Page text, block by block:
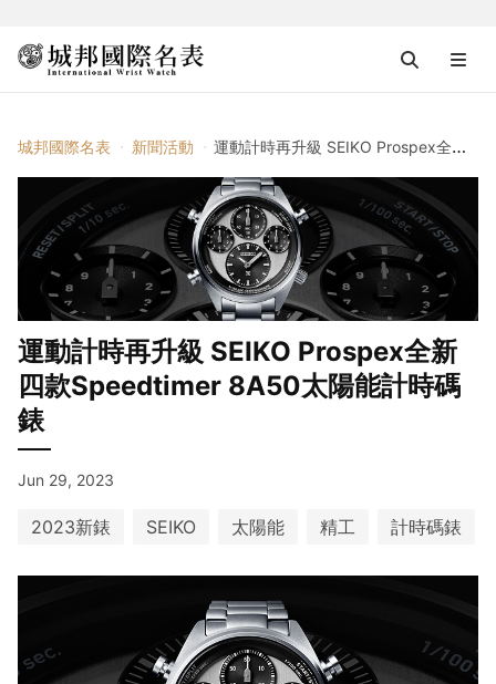
城邦國際名表 新聞活動 運動計時再升級 SEIKO Prospex全新四款Speedtimer 8A50太陽能計時碼錶
運動計時再升級 SEIKO Prospex全新
四款Speedtimer 8A50太陽能計時碼
錶
Jun 29, 2023
2023新錶 SEIKO 太陽能 精工 計時碼錶